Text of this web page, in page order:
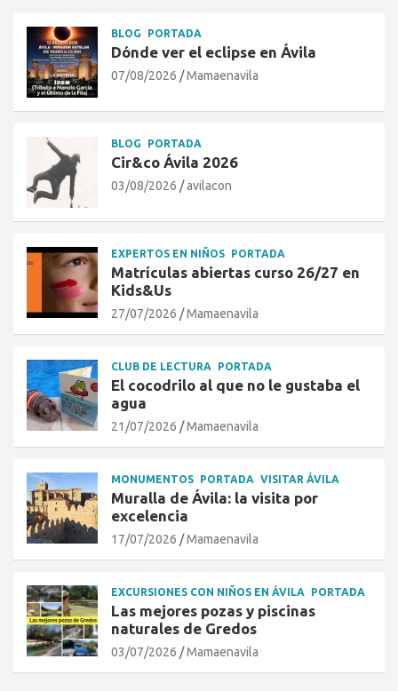
BLOG PORTADA
Dónde ver el eclipse en Ávila
07/08/2026 Mamaenavila
BLOG PORTADA
Cir&co Ávila 2026
03/08/2026 avilacon
EXPERTOS EN NIÑOS PORTADA
Matrículas abiertas curso 26/27 en
Kids&Us
27/07/2026 Mamaenavila
CLUB DE LECTURA PORTADA
El cocodrilo al que no le gustaba el
agua
21/07/2026 Mamaenavila
MONUMENTOS PORTADA VISITAR ÁVILA
Muralla de Ávila: la visita por
excelencia
17/07/2026 Mamaenavila
EXCURSIONES CON NIÑOS EN ÁVILA PORTADA
Las mejores pozas y piscinas
naturales de Gredos
03/07/2026 Mamaenavila